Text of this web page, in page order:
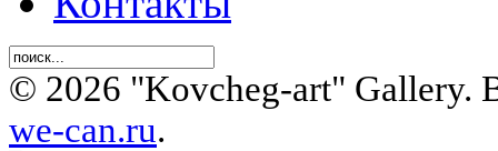
© 2026 "Kovcheg-art" Gallery.
we-can.ru.